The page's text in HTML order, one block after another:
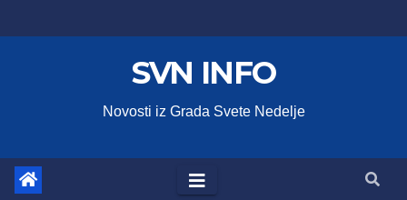
to
SVN INFO
Novosti iz Grada Svete Nedelje